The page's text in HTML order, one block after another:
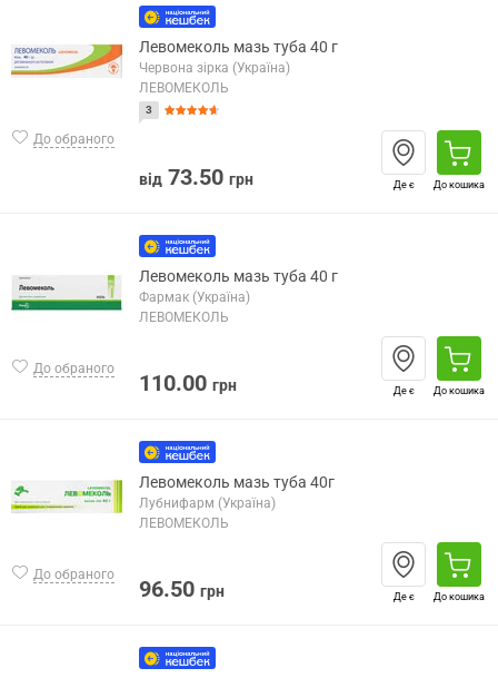
До обраного
Левомеколь мазь туба 40 г
Червона зірка (Україна)
ЛЕВОМЕКОЛЬ
3
від 73.50 грн Де є До кошика
До обраного
Левомеколь мазь туба 40 г
Фармак (Україна)
ЛЕВОМЕКОЛЬ
110.00 грн Де є До кошика
До обраного
Левомеколь мазь туба 40г
Лубнифарм (Україна)
ЛЕВОМЕКОЛЬ
96.50 грн Де є До кошика